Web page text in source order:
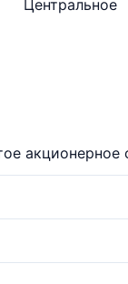
Центральное
акционерное